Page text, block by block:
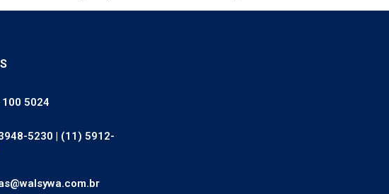
5024
5230 | (11) 5912-